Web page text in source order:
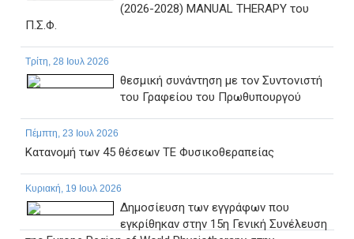
(2026-2028) MANUAL THERAPY του
Π.Σ.Φ.
Τρίτη, 28 Ιουλ 2026
θεσμική συνάντηση με τον Συντονιστή
του Γραφείου του Πρωθυπουργού
Πέμπτη, 23 Ιουλ 2026
Κατανομή των 45 θέσεων ΤΕ Φυσικοθεραπείας
Κυριακή, 19 Ιουλ 2026
Δημοσίευση των εγγράφων που
εγκρίθηκαν στην 15η Γενική Συνέλευση